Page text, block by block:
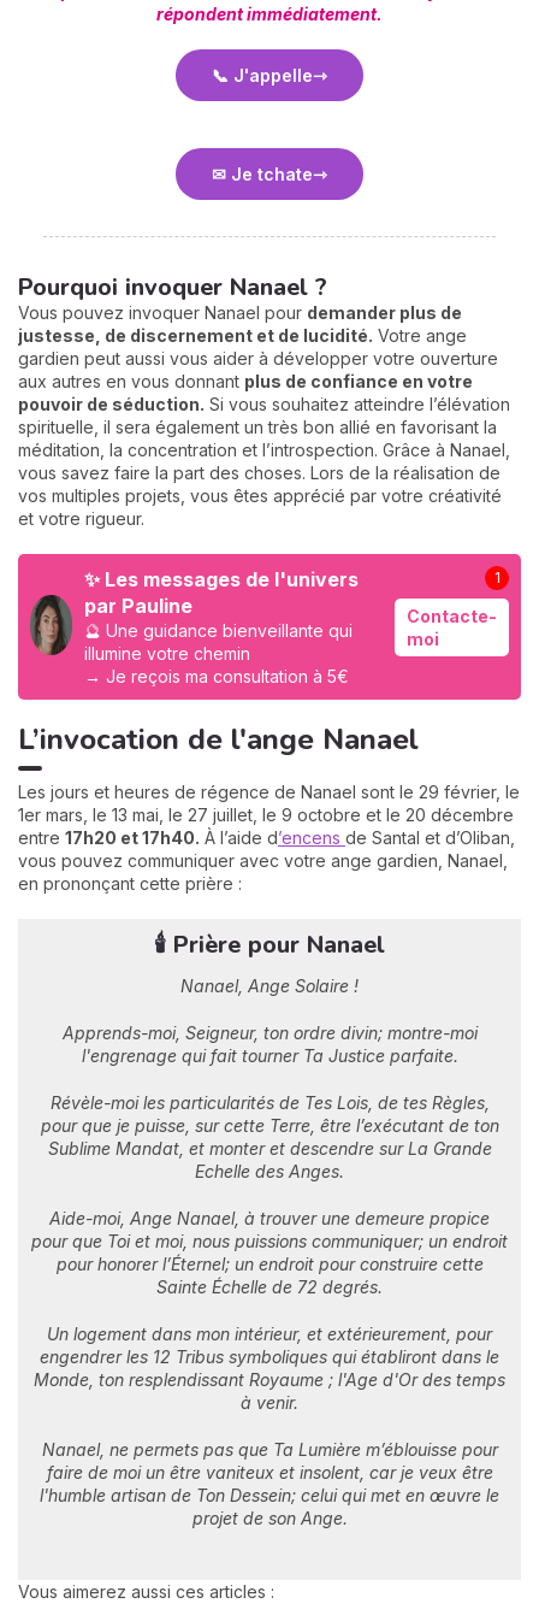
répondent immédiatement.
📞 J'appelle
✉ Je tchate
Pourquoi invoquer Nanael ?
Vous pouvez invoquer Nanael pour demander plus de
justesse, de discernement et de lucidité. Votre ange
gardien peut aussi vous aider à développer votre ouverture
aux autres en vous donnant plus de confiance en votre
pouvoir de séduction. Si vous souhaitez atteindre l’élévation
spirituelle, il sera également un très bon allié en favorisant la
méditation, la concentration et l’introspection. Grâce à Nanael,
vous savez faire la part des choses. Lors de la réalisation de
vos multiples projets, vous êtes apprécié par votre créativité
et votre rigueur.
✨ Les messages de l'univers
par Pauline
🔮 Une guidance bienveillante qui
illumine votre chemin
→ Je reçois ma consultation à 5€
Contacte-
moi
1
L’invocation de l'ange Nanael
Les jours et heures de régence de Nanael sont le 29 février, le
1er mars, le 13 mai, le 27 juillet, le 9 octobre et le 20 décembre
entre 17h20 et 17h40. À l’aide d’encens de Santal et d’Oliban,
vous pouvez communiquer avec votre ange gardien, Nanael,
en prononçant cette prière :
🕯️ Prière pour Nanael
Nanael, Ange Solaire !
Apprends-moi, Seigneur, ton ordre divin; montre-moi
l'engrenage qui fait tourner Ta Justice parfaite.
Révèle-moi les particularités de Tes Lois, de tes Règles,
pour que je puisse, sur cette Terre, être l’exécutant de ton
Sublime Mandat, et monter et descendre sur La Grande
Echelle des Anges.
Aide-moi, Ange Nanael, à trouver une demeure propice
pour que Toi et moi, nous puissions communiquer; un endroit
pour honorer l’Éternel; un endroit pour construire cette
Sainte Échelle de 72 degrés.
Un logement dans mon intérieur, et extérieurement, pour
engendrer les 12 Tribus symboliques qui établiront dans le
Monde, ton resplendissant Royaume ; l'Age d'Or des temps
à venir.
Nanael, ne permets pas que Ta Lumière m’éblouisse pour
faire de moi un être vaniteux et insolent, car je veux être
l'humble artisan de Ton Dessein; celui qui met en œuvre le
projet de son Ange.
Vous aimerez aussi ces articles :